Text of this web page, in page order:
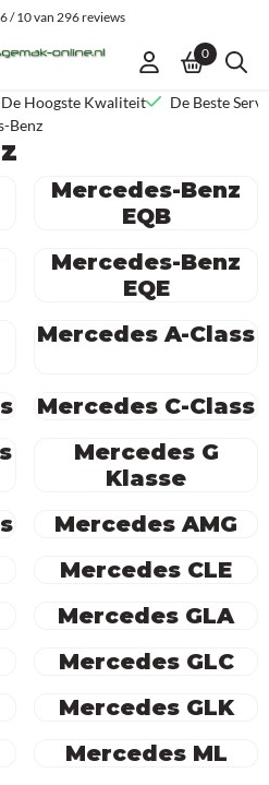
Kies instellingen of sta alle
/ 10van296reviews
0
De Hoogste Kwaliteit
De Beste
Benz
Mercedes-Benz
EQB
Mercedes-Benz
EQE
Mercedes A-Class
Mercedes C-Class
Mercedes G
Klasse
Mercedes AMG
Mercedes CLE
Mercedes GLA
Mercedes GLC
Mercedes GLK
Mercedes ML